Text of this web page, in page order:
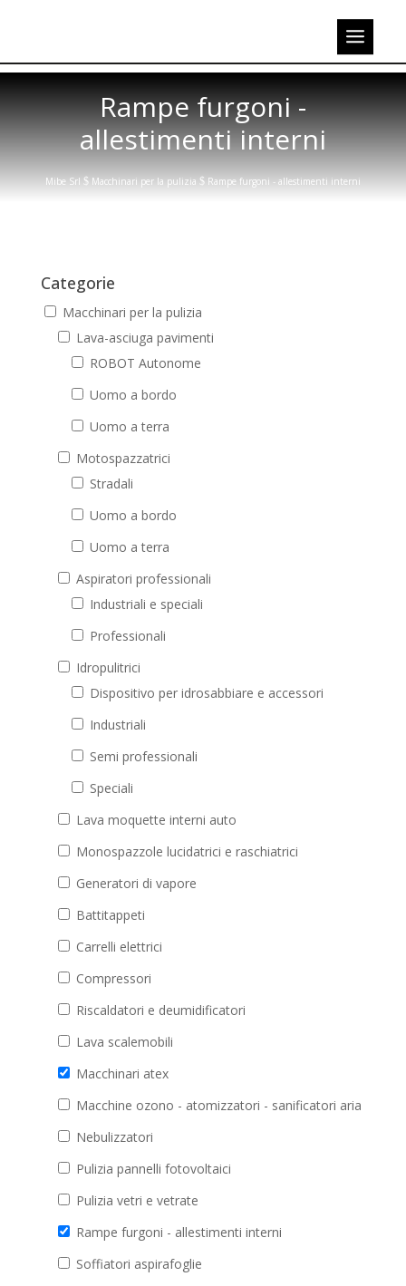
Rampe furgoni -
allestimenti interni
Mibe Srl $ Macchinari per la pulizia $ Rampe furgoni - allestimenti interni
Categorie
Macchinari per la pulizia
Lava-asciuga pavimenti
ROBOT Autonome
Uomo a bordo
Uomo a terra
Motospazzatrici
Stradali
Uomo a bordo
Uomo a terra
Aspiratori professionali
Industriali e speciali
Professionali
Idropulitrici
Dispositivo per idrosabbiare e accessori
Industriali
Semi professionali
Speciali
Lava moquette interni auto
Monospazzole lucidatrici e raschiatrici
Generatori di vapore
Battitappeti
Carrelli elettrici
Compressori
Riscaldatori e deumidificatori
Lava scalemobili
Macchinari atex
Macchine ozono - atomizzatori - sanificatori aria
Nebulizzatori
Pulizia pannelli fotovoltaici
Pulizia vetri e vetrate
Rampe furgoni - allestimenti interni
Soffiatori aspirafoglie